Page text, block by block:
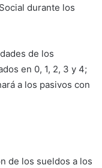
durante los
de los
en 0, 1, 2, 3 y 4;
a los pasivos con
de los sueldos a los